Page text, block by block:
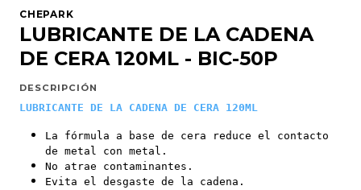
CHEPARK
LUBRICANTE DE LA CADENA
DE CERA 120ML - BIC-50P
DESCRIPCIÓN
LUBRICANTE DE LA CADENA DE CERA 120ML
La fórmula a base de cera reduce el contacto
de metal con metal.
No atrae contaminantes.
Evita el desgaste de la cadena.